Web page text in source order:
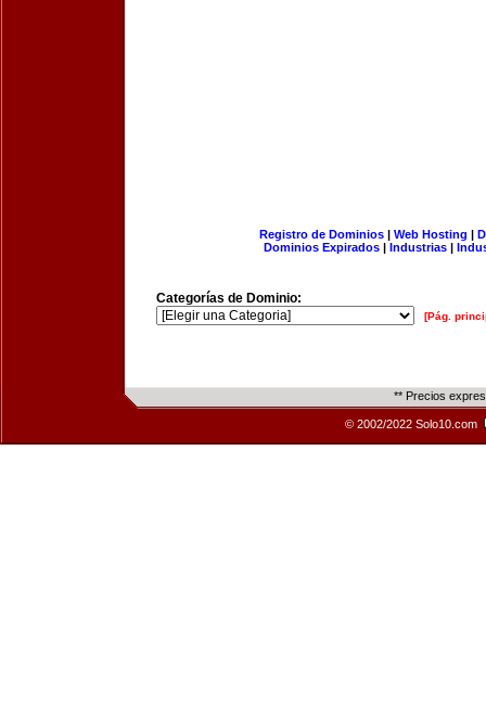
Registro de Dominios| Web Hosting |
Dominios Expirados | Industrias |
Categorías de Dominio:
[Pág.
** Precios
© 2002/2022 Solo10.com